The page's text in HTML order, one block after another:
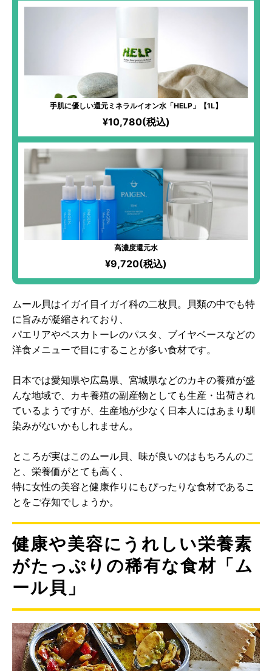
手肌に優しい還元ミネラルイオン水「HELP」【1L】
¥10,780(税込)
高濃度還元水
¥9,720(税込)
ムール貝はイガイ目イガイ科の二枚貝。貝類の中でも特
に旨みが凝縮されており、
パエリアやペスカトーレのパスタ、ブイヤベースなどの
洋食メニューで目にすることが多い食材です。
日本では愛知県や広島県、宮城県などのカキの養殖が盛
んな地域で、カキ養殖の副産物としても生産・出荷され
ているようですが、生産地が少なく日本人にはあまり馴
染みがないかもしれません。
ところが実はこのムール貝、味が良いのはもちろんのこ
と、栄養価がとても高く、
特に女性の美容と健康作りにもぴったりな食材であるこ
とをご存知でしょうか。
健康や美容にうれしい栄養素
がたっぷりの稀有な食材「ム
ール貝」